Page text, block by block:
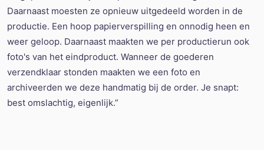
Daarnaast moesten ze opnieuw uitgedeeld worden in de
productie. Een hoop papierverspilling en onnodig heen en
weer geloop. Daarnaast maakten we per productierun ook
foto's van het eindproduct. Wanneer de goederen
verzendklaar stonden maakten we een foto en
archiveerden we deze handmatig bij de order. Je snapt:
best omslachtig, eigenlijk.”